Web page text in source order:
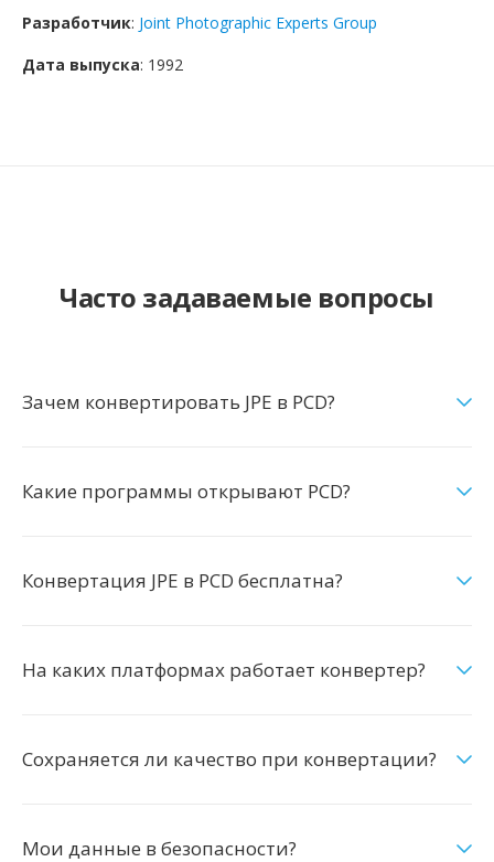
Разработчик: Joint Photographic Experts Group
Дата выпуска: 1992
Часто задаваемые вопросы
Зачем конвертировать JPE в PCD?
Какие программы открывают PCD?
Конвертация JPE в PCD бесплатна?
На каких платформах работает конвертер?
Сохраняется ли качество при конвертации?
Мои данные в безопасности?